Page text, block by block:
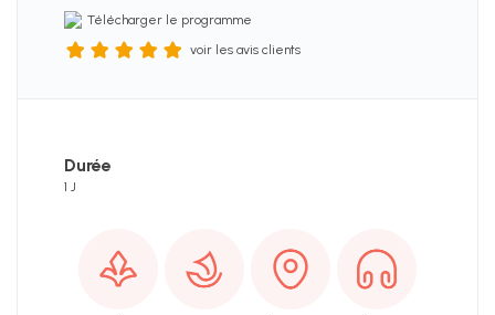
Télécharger le programme
voir les avis clients
Durée
1 J